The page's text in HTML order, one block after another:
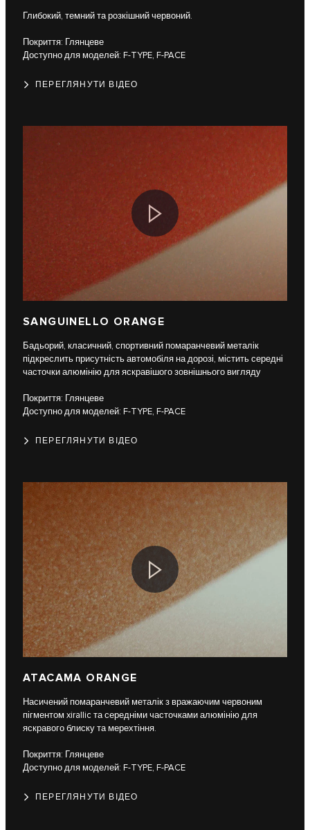
Глибокий, темний та розкішний червоний.
Покриття: Глянцеве
Доступно для моделей: F-TYPE, F-PACE
ПЕРЕГЛЯНУТИ ВІДЕО
SANGUINELLO ORANGE
Бадьорий, класичний, спортивний помаранчевий металік
підкреслить присутність автомобіля на дорозі, містить середні
часточки алюмінію для яскравішого зовнішнього вигляду
Покриття: Глянцеве
Доступно для моделей: F-TYPE, F-PACE
ПЕРЕГЛЯНУТИ ВІДЕО
ATACAMA ORANGE
Насичений помаранчевий металік з вражаючим червоним
пігментом xirallic та середніми часточками алюмінію для
яскравого блиску та мерехтіння.
Покриття: Глянцеве
Доступно для моделей: F-TYPE, F-PACE
ПЕРЕГЛЯНУТИ ВІДЕО